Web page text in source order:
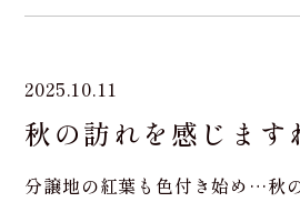
2025.10.11
秋の訪れを感じま
分譲地の紅葉も色付き始め…秋